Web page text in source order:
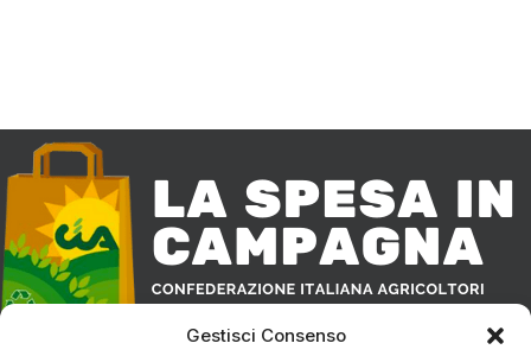
Gestisci Consenso